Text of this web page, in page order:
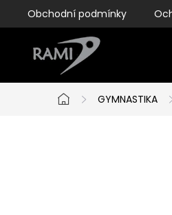
na
Obchodní podmínky
Domů
GYMNASTIKA